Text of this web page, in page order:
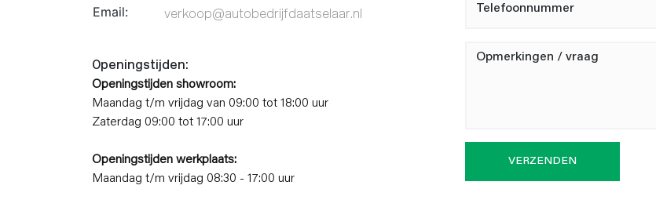
Email: verkoop@autobedrijfdaatselaar.nl
Openingstijden:
Openingstijden showroom:
Maandag t/m vrijdag van 09:00 tot 18:00 uur
Zaterdag 09:00 tot 17:00 uur
Openingstijden werkplaats:
Maandag t/m vrijdag 08:30 - 17:00 uur
VERZENDEN